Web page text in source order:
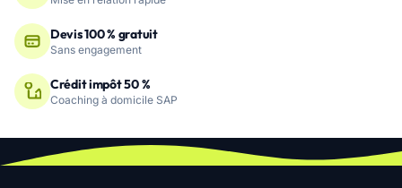
Devis 100 % gratuit
Sans engagement
Crédit impôt 50 %
Coaching à domicile SAP